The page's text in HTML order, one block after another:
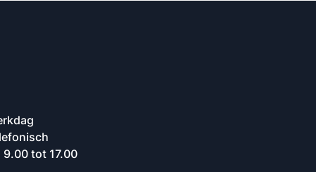
9.00 tot 17.00